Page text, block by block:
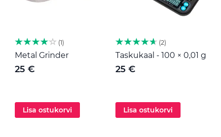
1
Metal Grinder
25 €
Lisa ostukorvi
2
Taskukaal - 100 × 0,01 g
25 €
Lisa ostukorvi